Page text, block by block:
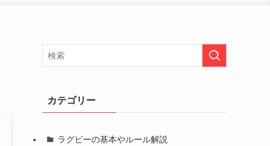
カテゴリー
ラグビーの基本やルール解説